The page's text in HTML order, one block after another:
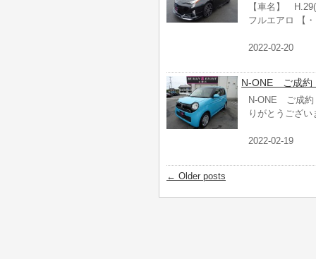
【車名】
フルエアロ 【
2022-02-20
N-ONE ご成約
N-ONE ご成約
りがとうござ
2022-02-19
← Older posts